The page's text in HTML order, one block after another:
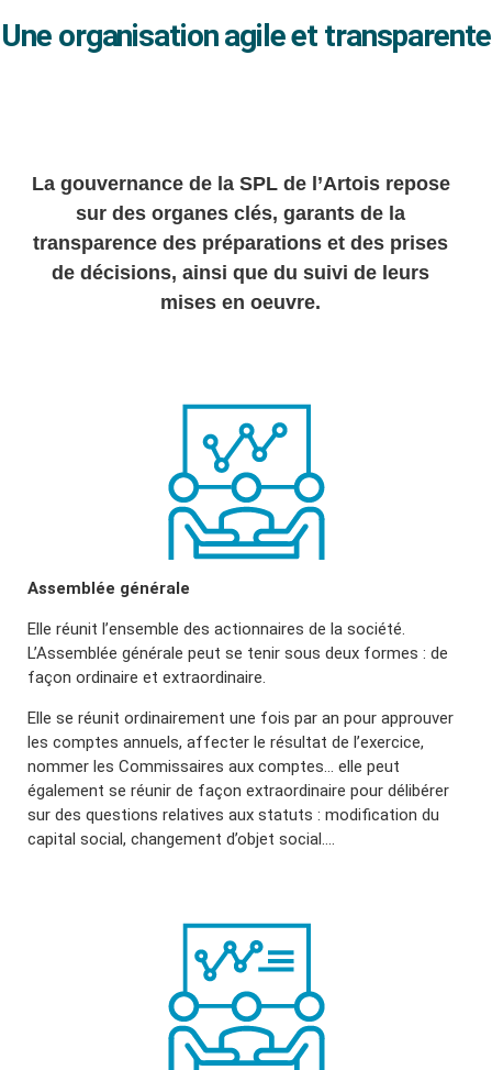
Une organisation agile et transparente
La gouvernance de la SPL de l’Artois repose
sur des organes clés, garants de la
transparence des préparations et des prises
de décisions, ainsi que du suivi de leurs
mises en oeuvre.
Assemblée générale
Elle réunit l’ensemble des actionnaires de la société.
L’Assemblée générale peut se tenir sous deux formes : de
façon ordinaire et extraordinaire.
Elle se réunit ordinairement une fois par an pour approuver
les comptes annuels, affecter le résultat de l’exercice,
nommer les Commissaires aux comptes… elle peut
également se réunir de façon extraordinaire pour délibérer
sur des questions relatives aux statuts : modification du
capital social, changement d’objet social….